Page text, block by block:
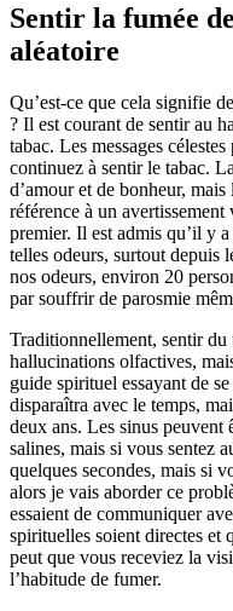
Sentir la fumée
aléatoire
Qu’est-ce que cela signifie
? Il est courant de sentir au
tabac. Les messages
continuez à sentir le tabac.
d’amour et de bonheur,
référence à un
premier. Il est admis qu’il y
telles odeurs, surtout depuis
nos odeurs, environ 20
par souffrir de parosmie
Traditionnellement, sentir du
hallucinations olfactives,
guide spirituel essayant de
disparaîtra avec le temps,
deux ans. Les sinus peuvent
salines, mais si vous sentez
quelques secondes, mais si
alors je vais aborder ce
essaient de communiquer
spirituelles soient directes et
peut que vous receviez la
l’habitude de fumer.